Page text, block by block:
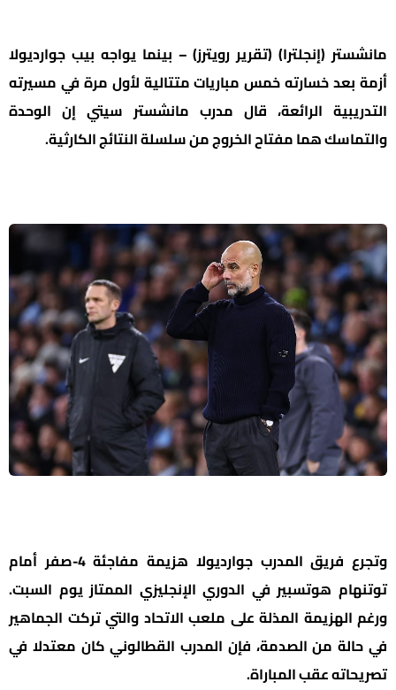
مانشستر (إنجلترا) (تقرير رويترز) – بينما يواجه بيب جوارديولا
أزمة بعد خسارته خمس مباريات متتالية لأول مرة في مسيرته
التدريبية الرائعة، قال مدرب مانشستر سيتي إن الوحدة
والتماسك هما مفتاح الخروج من سلسلة النتائج الكارثية.
وتجرع فريق المدرب جوارديولا هزيمة مفاجئة 4-صفر أمام
توتنهام هوتسبير في الدوري الإنجليزي الممتاز يوم السبت.
ورغم الهزيمة المذلة على ملعب الاتحاد والتي تركت الجماهير
في حالة من الصدمة، فإن المدرب القطالوني كان معتدلا في
تصريحاته عقب المباراة.